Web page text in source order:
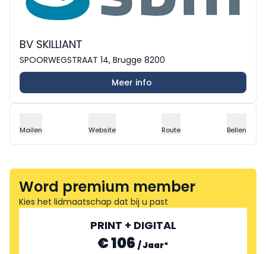
BV SKILLIANT
SPOORWEGSTRAAT 14, Brugge 8200
Meer info
Mailen Website Route Bellen
Word premium member
Kies het lidmaatschap dat bij u past
PRINT + DIGITAL
€ 106 /Jaar*